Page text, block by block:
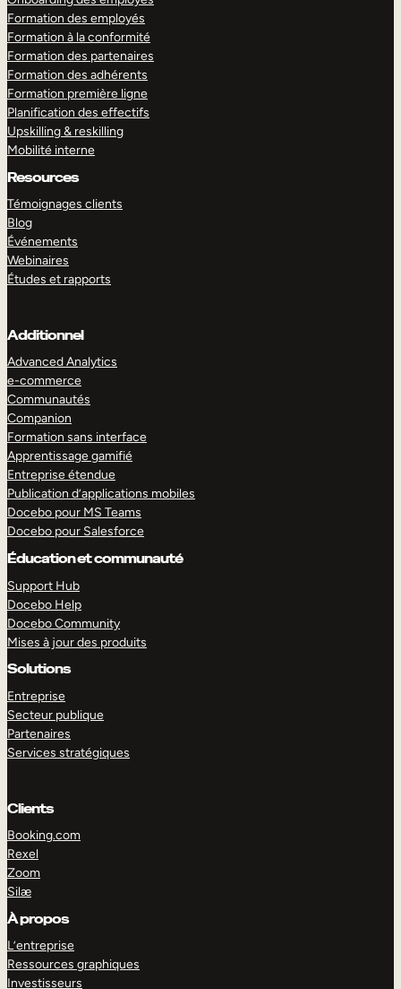
Formation des employés
Formation à la conformité
Formation des partenaires
Formation des adhérents
Formation première ligne
Planification des effectifs
Upskilling & reskilling
Mobilité interne
Resources
Témoignages clients
Blog
Événements
Webinaires
Études et rapports
Additionnel
Advanced Analytics
e-commerce
Communautés
Companion
Formation sans interface
Apprentissage gamifié
Entreprise étendue
Publication d’applications mobiles
Docebo pour MS Teams
Docebo pour Salesforce
Éducation et communauté
Support Hub
Docebo Help
Docebo Community
Mises à jour des produits
Solutions
Entreprise
Secteur publique
Partenaires
Services stratégiques
Clients
Booking.com
Rexel
Zoom
Silæ
À propos
L’entreprise
Ressources graphiques
Investisseurs